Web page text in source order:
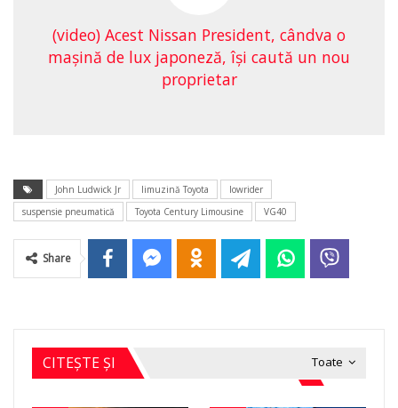
(video) Acest Nissan President, cândva o
maşină de lux japoneză, îşi caută un nou
proprietar
John Ludwick Jr limuzină Toyota
lowrider
suspensie pneumatică
Toyota Century Limousine VG40
Share
Toate
CITEȘTE ȘI